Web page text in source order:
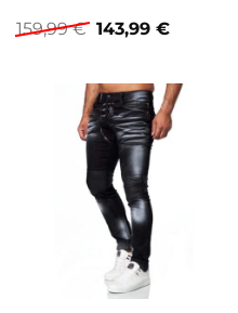
159,99€ Ursprünglicher
Preis
159,99 €
143,99 €Aktueller
143,99 €.